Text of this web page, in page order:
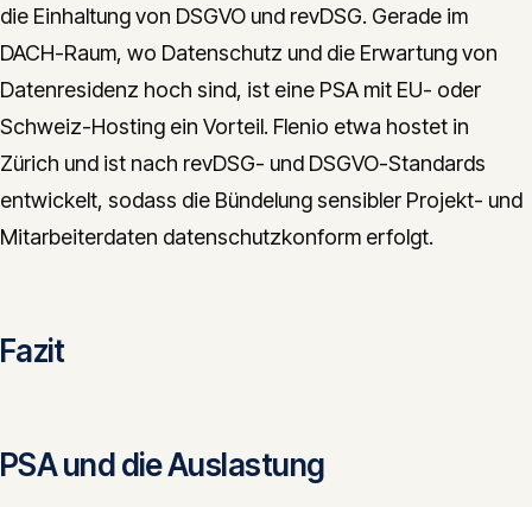
die Einhaltung von DSGVO und revDSG. Gerade im
DACH-Raum, wo Datenschutz und die Erwartung von
Datenresidenz hoch sind, ist eine PSA mit EU- oder
Schweiz-Hosting ein Vorteil. Flenio etwa hostet in
Zürich und ist nach revDSG- und DSGVO-Standards
entwickelt, sodass die Bündelung sensibler Projekt- und
Mitarbeiterdaten datenschutzkonform erfolgt.
Fazit
PSA und die Auslastung